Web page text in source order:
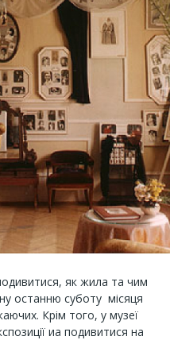
як жила та чим
останню суботу місяця
Крім того, у музеї
иа подивитися на